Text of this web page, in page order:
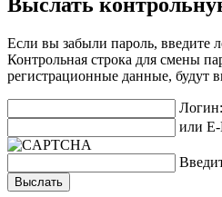
Выслать
Если вы забыли пароль, введите
Контрольная строка для смены
регистрационные данные, будут
Логин:
или